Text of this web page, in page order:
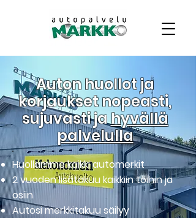
Auton huollot ja
korjaukset nopeasti,
sujuvasti jahyvällä
palvelulla
Huollamme kaikki automerkit
2 vuoden lisätakuu kaikkiin töihin ja
osiin
Autosi merkkitakuu säilyy